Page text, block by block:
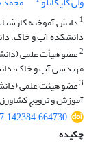
1 دانش آموخته
دانشکده آب و خاک،
2عضو هیأت علمی
مهندسی آب و خاک،
3عضو هیئت علمی
آموزش و ترویج
چکیده